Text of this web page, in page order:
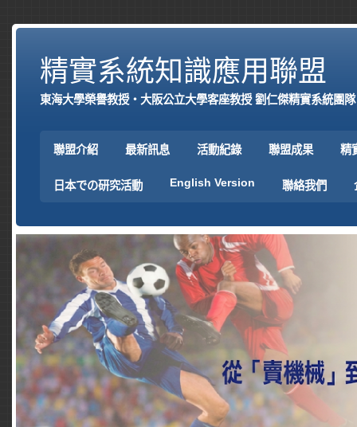
精實系統知識應用聯盟
東海大學榮譽教授‧大阪公立大學客座教授 劉仁傑精實系統團隊
聯盟介紹 最新訊息 活動紀錄 聯盟成果 精
日本での研究活動 English Version 聯絡我們